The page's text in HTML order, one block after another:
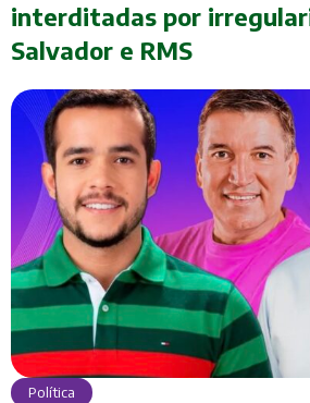
interditadas por
Salvador e RMS
Política